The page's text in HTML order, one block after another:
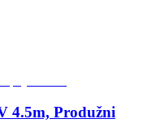
4.5m, Produžni